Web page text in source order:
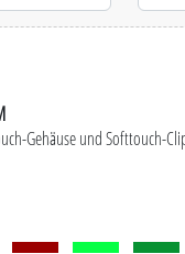
Gehäuse und Softtouch-